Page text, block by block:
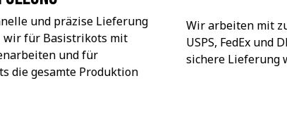
und präzise Lieferung
wir für Basistrikots mit
und für
die gesamte Produktion
Wir arbeiten mit
USPS, FedEx und
sichere Lieferung